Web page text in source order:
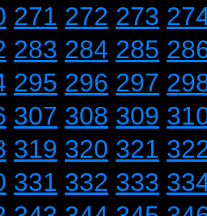
271 272 273
283 284 285
295 296 297
307 308 309
319 320 321
331 332 333